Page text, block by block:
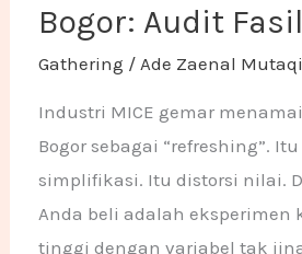
Bogor: Audit
Gathering / Ade Zaenal
Industri MICE gemar
Bogor sebagai “refreshing”.
simplifikasi. Itu distorsi nilai.
Anda beli adalah eksperimen
tinggi dengan variabel tak